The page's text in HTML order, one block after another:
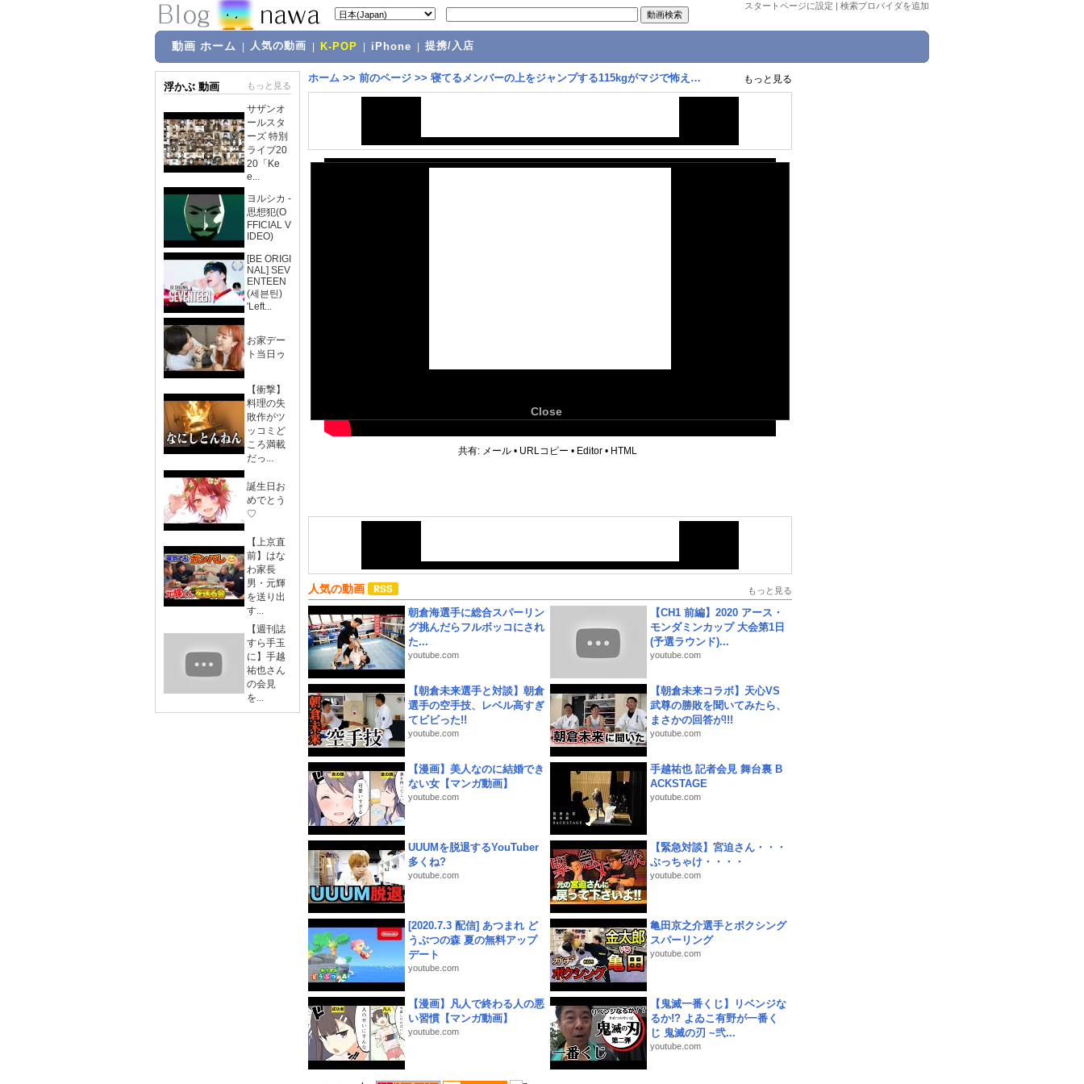
スタートページに設定 | 検索プロバイダを追加
動画 ホーム 人気の動画 K-POP iPhone 提携/入店
浮かぶ 動画 もっと見る
サザンオ
ールスタ
ーズ 特別
ライブ20
20「Ke
e...
ヨルシカ -
思想犯(O
FFICIAL V
IDEO)
[BE ORIGI
NAL] SEV
ENTEEN
(세븐틴)
'Left...
お家デー
ト当日ゥ
【衝撃】
料理の失
敗作がツ
ッコミど
ころ満載
だっ...
誕生日お
めでとう
♡
【上京直
前】はな
わ家長
男・元輝
を送り出
す...
【週刊誌
すら手玉
に】手越
祐也さん
の会見
を...
ホーム >> 前のページ >> 寝てるメンバーの上をジャンプする115kgがマジで怖え… もっと見る
Close
共有: メール • URLコピー • Editor • HTML
人気の動画 もっと見る
朝倉海選手に総合スパーリン
グ挑んだらフルボッコにされ
た...
youtube.com
【CH1 前編】2020 アース・
モンダミンカップ 大会第1日
(予選ラウンド)...
youtube.com
【朝倉未来選手と対談】朝倉
選手の空手技、レベル高すぎ
てビビった!!
youtube.com
【朝倉未来コラボ】天心VS
武尊の勝敗を聞いてみたら、
まさかの回答が!!!
youtube.com
【漫画】美人なのに結婚でき
ない女【マンガ動画】
youtube.com
手越祐也 記者会見 舞台裏 B
ACKSTAGE
youtube.com
UUUMを脱退するYouTuber
多くね?
youtube.com
【緊急対談】宮迫さん・・・
ぶっちゃけ・・・・
youtube.com
[2020.7.3 配信] あつまれ ど
うぶつの森 夏の無料アップ
デート
youtube.com
亀田京之介選手とボクシング
スパーリング
youtube.com
【漫画】凡人で終わる人の悪
い習慣【マンガ動画】
youtube.com
【鬼滅一番くじ】リベンジな
るか!? よゐこ有野が一番く
じ 鬼滅の刃 ~弐...
youtube.com